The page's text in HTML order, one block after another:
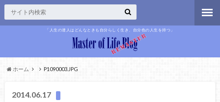
「人生の達人はどんなときも自分らしく生き、自分色の人生を持つ」
ホーム P1090003.JPG
2014.06.17